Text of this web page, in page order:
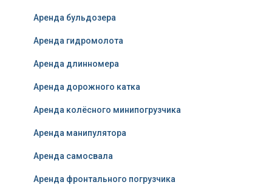
Аренда бульдозера
Аренда гидромолота
Аренда длинномера
Аренда дорожного катка
Аренда колёсного минипогрузчика
Аренда манипулятора
Аренда самосвала
Аренда фронтального погрузчика